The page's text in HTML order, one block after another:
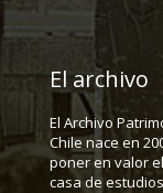
El archivo
El Archivo
Chile nace en
poner en valor
casa de